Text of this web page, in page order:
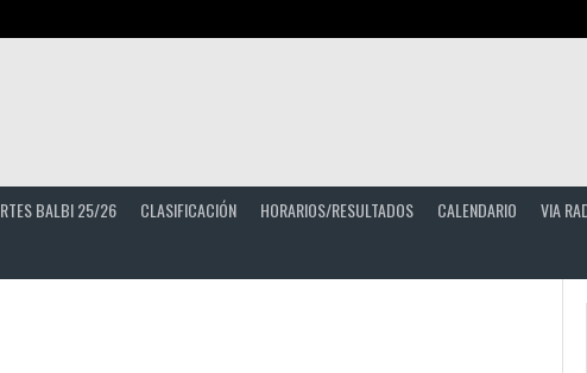
BALBI 25/26 CLASIFICACIÓN HORARIOS/RESULTADOS CALENDARIO VIA